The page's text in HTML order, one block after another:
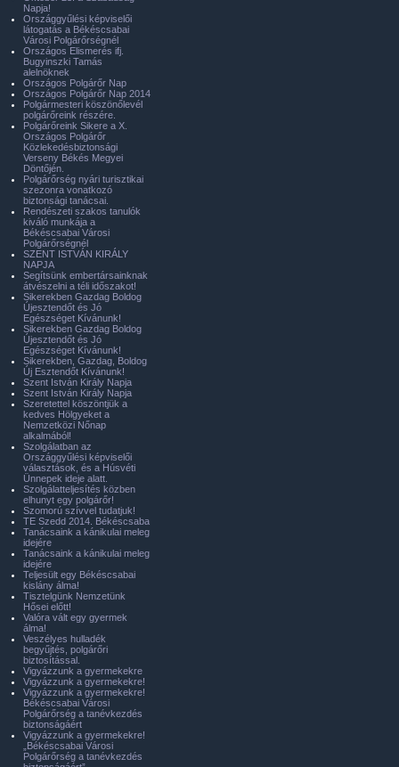
Napja!
Országgyűlési képviselői
látogatás a Békéscsabai
Városi Polgárőrségnél
Országos Elismerés ifj.
Bugyinszki Tamás
alelnöknek
Országos Polgárőr Nap
Országos Polgárőr Nap 2014
Polgármesteri köszönőlevél
polgárőreink részére.
Polgárőreink Sikere a X.
Országos Polgárőr
Közlekedésbiztonsági
Verseny Békés Megyei
Döntőjén.
Polgárőrség nyári turisztikai
szezonra vonatkozó
biztonsági tanácsai.
Rendészeti szakos tanulók
kiváló munkája a
Békéscsabai Városi
Polgárőrségnél
SZENT ISTVÁN KIRÁLY
NAPJA
Segítsünk embertársainknak
átvészelni a téli időszakot!
Sikerekben Gazdag Boldog
Újesztendőt és Jó
Egészséget Kívánunk!
Sikerekben Gazdag Boldog
Újesztendőt és Jó
Egészséget Kívánunk!
Sikerekben, Gazdag, Boldog
Új Esztendőt Kívánunk!
Szent István Király Napja
Szent István Király Napja
Szeretettel köszöntjük a
kedves Hölgyeket a
Nemzetközi Nőnap
alkalmából!
Szolgálatban az
Országgyűlési képviselői
választások, és a Húsvéti
Ünnepek ideje alatt.
Szolgálatteljesítés közben
elhunyt egy polgárőr!
Szomorú szívvel tudatjuk!
TE Szedd 2014. Békéscsaba
Tanácsaink a kánikulai meleg
idejére
Tanácsaink a kánikulai meleg
idejére
Teljesült egy Békéscsabai
kislány álma!
Tisztelgünk Nemzetünk
Hősei előtt!
Valóra vált egy gyermek
álma!
Veszélyes hulladék
begyűjtés, polgárőri
biztosítással.
Vigyázzunk a gyermekekre
Vigyázzunk a gyermekekre!
Vigyázzunk a gyermekekre!
Békéscsabai Városi
Polgárőrség a tanévkezdés
biztonságáért
Vigyázzunk a gyermekekre!
„Békéscsabai Városi
Polgárőrség a tanévkezdés